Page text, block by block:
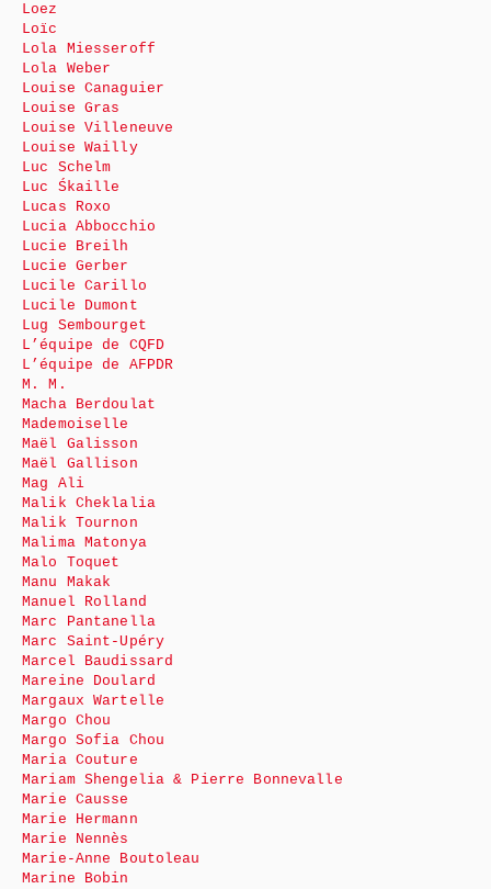
Loez
Loïc
Lola Miesseroff
Lola Weber
Louise Canaguier
Louise Gras
Louise Villeneuve
Louise Wailly
Luc Schelm
Luc Śkaille
Lucas Roxo
Lucia Abbocchio
Lucie Breilh
Lucie Gerber
Lucile Carillo
Lucile Dumont
Lug Sembourget
L’équipe de CQFD
L’équipe de AFPDR
M. M.
Macha Berdoulat
Mademoiselle
Maël Galisson
Maël Gallison
Mag Ali
Malik Cheklalia
Malik Tournon
Malima Matonya
Malo Toquet
Manu Makak
Manuel Rolland
Marc Pantanella
Marc Saint-Upéry
Marcel Baudissard
Mareine Doulard
Margaux Wartelle
Margo Chou
Margo Sofia Chou
Maria Couture
Mariam Shengelia & Pierre Bonnevalle
Marie Causse
Marie Hermann
Marie Nennès
Marie-Anne Boutoleau
Marine Bobin